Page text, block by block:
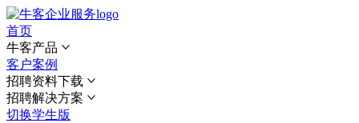
首页
牛客产品
客户案例
招聘资料下载
招聘解决方案
切换学生版